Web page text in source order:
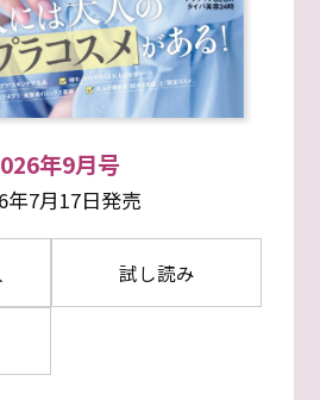
年9月号
年7月17日発売
試し読み